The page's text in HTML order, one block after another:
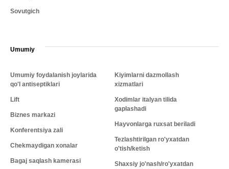
Sovutgich
Umumiy
Umumiy foydalanish joylarida
qo'l antiseptiklari
Lift
Biznes markazi
Konferentsiya zali
Chekmaydigan xonalar
Bagaj saqlash kamerasi
Kiyimlarni dazmollash
xizmatlari
Xodimlar italyan tilida
gaplashadi
Hayvonlarga ruxsat beriladi
Tezlashtirilgan ro'yxatdan
o'tish/ketish
Shaxsiy jo'nash/ro'yxatdan